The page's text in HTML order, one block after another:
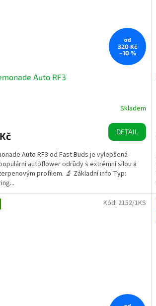
od
320 Kč
–10 %
Auto RF3
Skladem
DETAIL
Auto RF3 od Fast Buds je vylepšená
autoflower odrůdy s extrémní silou a
profilem. 🔬 Základní info Typ:
Kód: 2152/1KS